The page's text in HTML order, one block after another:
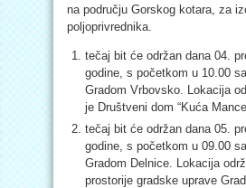
na području Gorskog kotara, za
poljoprivrednika.
tečaj bit će održan dana 04.
godine, s početkom u 10.00
Gradom Vrbovsko. Lokacija
je Društveni dom “Kuća
tečaj bit će održan dana 05.
godine, s početkom u 09.00
Gradom Delnice. Lokacija
prostorije gradske uprave